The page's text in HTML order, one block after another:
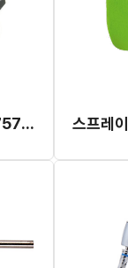
스프레이클립 04757100 (Black,Left,Internal)